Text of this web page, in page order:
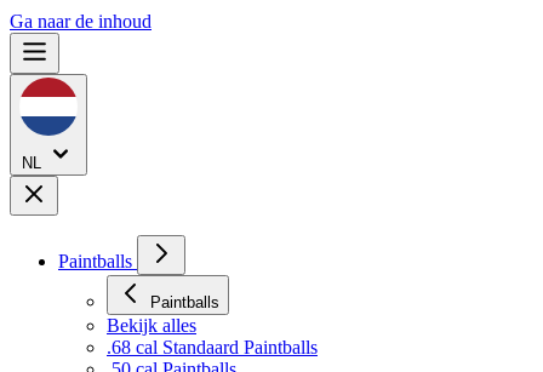
Ga naar de inhoud
NL
Paintballs
Paintballs
Bekijk alles
.68 cal Standaard Paintballs